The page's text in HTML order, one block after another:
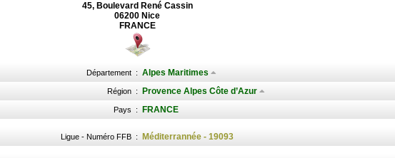
45, Boulevard René Cassin
06200 Nice
FRANCE
Département : Alpes Maritimes
Région : Provence Alpes Côte d’Azur
Pays : FRANCE
Ligue - Numéro FFB : Méditerrannée - 19093